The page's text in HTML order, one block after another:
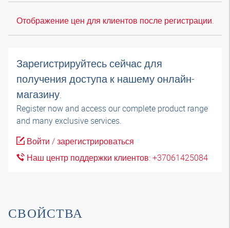
Отображение цен для клиентов после регистрации.
Зарегистрируйтесь сейчас для
получения доступа к нашему онлайн-
магазину.
Register now and access our complete product range
and many exclusive services.
Войти / зарегистрироваться
Наш центр поддержки клиентов: +37061425084
СВОЙСТВА